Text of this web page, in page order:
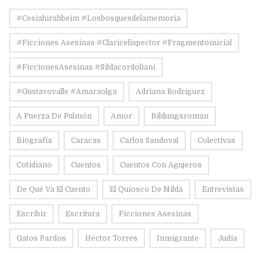
#Cesiahirshbeim #losbosquesdelamemoria
#ficciones Asesinas #claricelispector #fragmentoinicial
#FiccionesAsesinas #sildacordoliani
#Gustavovalle #amaraolga Adriana Rodríguez
A Fuerza De Pulmón Amor Bildungsroman
Biografía Caracas Carlos Sandoval Colectivas
Cotidiano Cuentos Cuentos Con Agujeros
De Qué Va El Cuento El Quiosco De Nilda Entrevistas
Escribir Escritura Ficciones Asesinas
Gatos Pardos Héctor Torres Inmigrante Judía